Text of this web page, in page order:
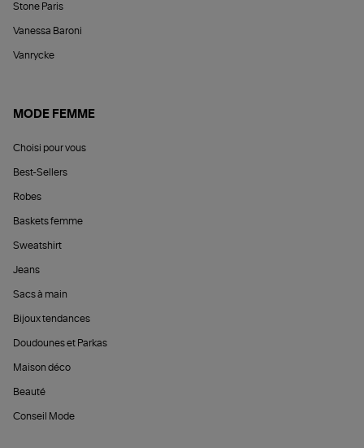
Stone Paris
Vanessa Baroni
Vanrycke
MODE FEMME
Choisi pour vous
Best-Sellers
Robes
Baskets femme
Sweatshirt
Jeans
Sacs à main
Bijoux tendances
Doudounes et Parkas
Maison déco
Beauté
Conseil Mode